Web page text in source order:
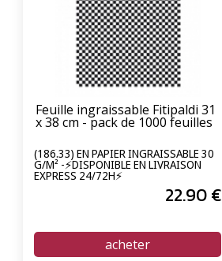
Feuille ingraissable Fitipaldi 31
x 38 cm - pack de 1000 feuilles
(186.33) EN PAPIER INGRAISSABLE 30
G/M² -⚡DISPONIBLE EN LIVRAISON
EXPRESS 24/72H⚡
22.90€